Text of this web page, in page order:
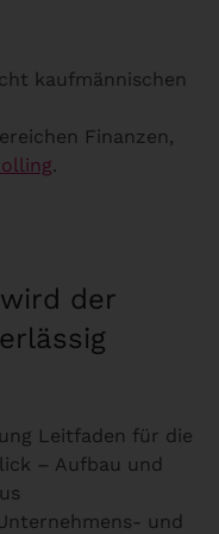
kaufmännischen
Finanzen,
.
der
Leitfaden für die
– Aufbau und
und